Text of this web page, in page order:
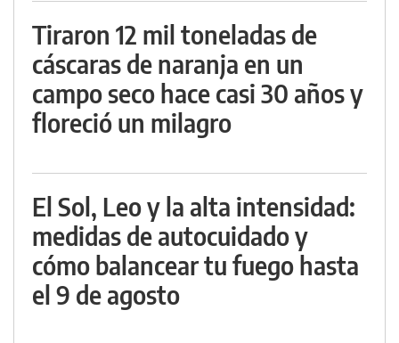
Tiraron 12 mil toneladas de
cáscaras de naranja en un
campo seco hace casi 30 años y
floreció un milagro
El Sol, Leo y la alta intensidad:
medidas de autocuidado y
cómo balancear tu fuego hasta
el 9 de agosto